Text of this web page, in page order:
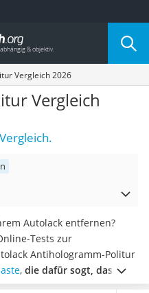
Fahrräder)
Vergleich 2026
Vergleich
Autolack entfernen?
Tests zur
Antihologramm-Politur
, die dafür sogt, dass
aus dem Lack